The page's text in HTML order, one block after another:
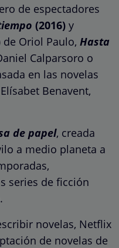
de espectadores
(2016) y
de Oriol Paulo, Hasta
Calparsoro o
en las novelas
Benavent,
de papel, creada
a medio planeta a
series de ficción
novelas, Netflix
de novelas de